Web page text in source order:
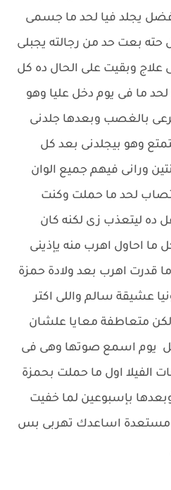
يجلد فيا لحد ما جسمى
بعت حد من رجالته يجبلى
وبقيت على الحال ده كل
ما فى يوم دخل عليا وهو
بالغصب وبعدها جلدنى
وهو بيجلدنى بعد كل
ورانى فيهم جميع الوان
لحد ما حملت وكنت
ده ليتعذب زى لكنه كان
احاول اهرب منه يإذينى
قدرت اهرب بعد ولادة حمزة
عشيقة سالم واللى اكتر
لكن متعاطفة معايا علشان
يوم اسمع صوتها وهى فى
الفيلا اول ما حملت بحمزة
بإسبوعين لما خفيت
مستعدة اساعدك تهربى بس